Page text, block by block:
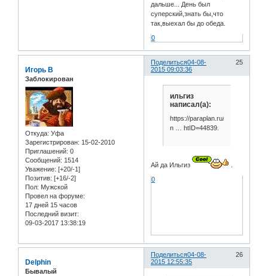
дальше... День был
суперский,знать бы,что
так,выехал бы до обеда.
0
Поделиться 25
04-08-
2015 09:03:36
Игорь В
Заблокирован
Откуда: Уфа
Зарегистрирован: 15-02-2010
Приглашений: 0
Сообщений: 1514
Уважение: [+20/-1]
Позитив: [+16/-2]
Пол: Мужской
Провел на форуме:
17 дней 15 часов
Последний визит:
09-03-2017 13:38:19
ильгиз
написал(а):
https://paraplan.ru/forum/
n … htID=44839.
Ай да Ильгиз
0
Поделиться 26
04-08-
2015 12:55:35
Delphin
Бывалый